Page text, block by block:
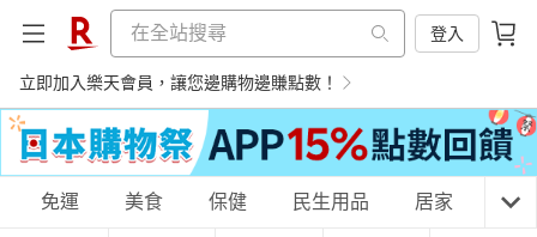
登入
立即加入樂天會員，讓您邊購物邊賺點數！
購物網分類
免運 美食 保健 民生用品 居家 3C